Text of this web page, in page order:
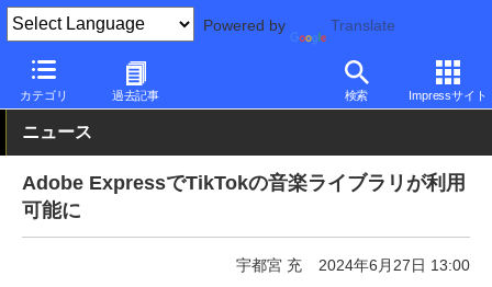
Powered by Translate
カテゴリ 過去記事 検索 Impressサイト
PC Watch ソフトウェア/アプリ 他ソフト/アプリ 新機能
ニュース
Adobe ExpressでTikTokの音楽ライブラリが利用
可能に
宇都宮 充 2024年6月27日 13:00